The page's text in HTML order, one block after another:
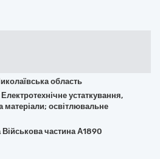
область
Електротехнічне устаткування,
матеріали; освітлювальне
Військова частина А1890